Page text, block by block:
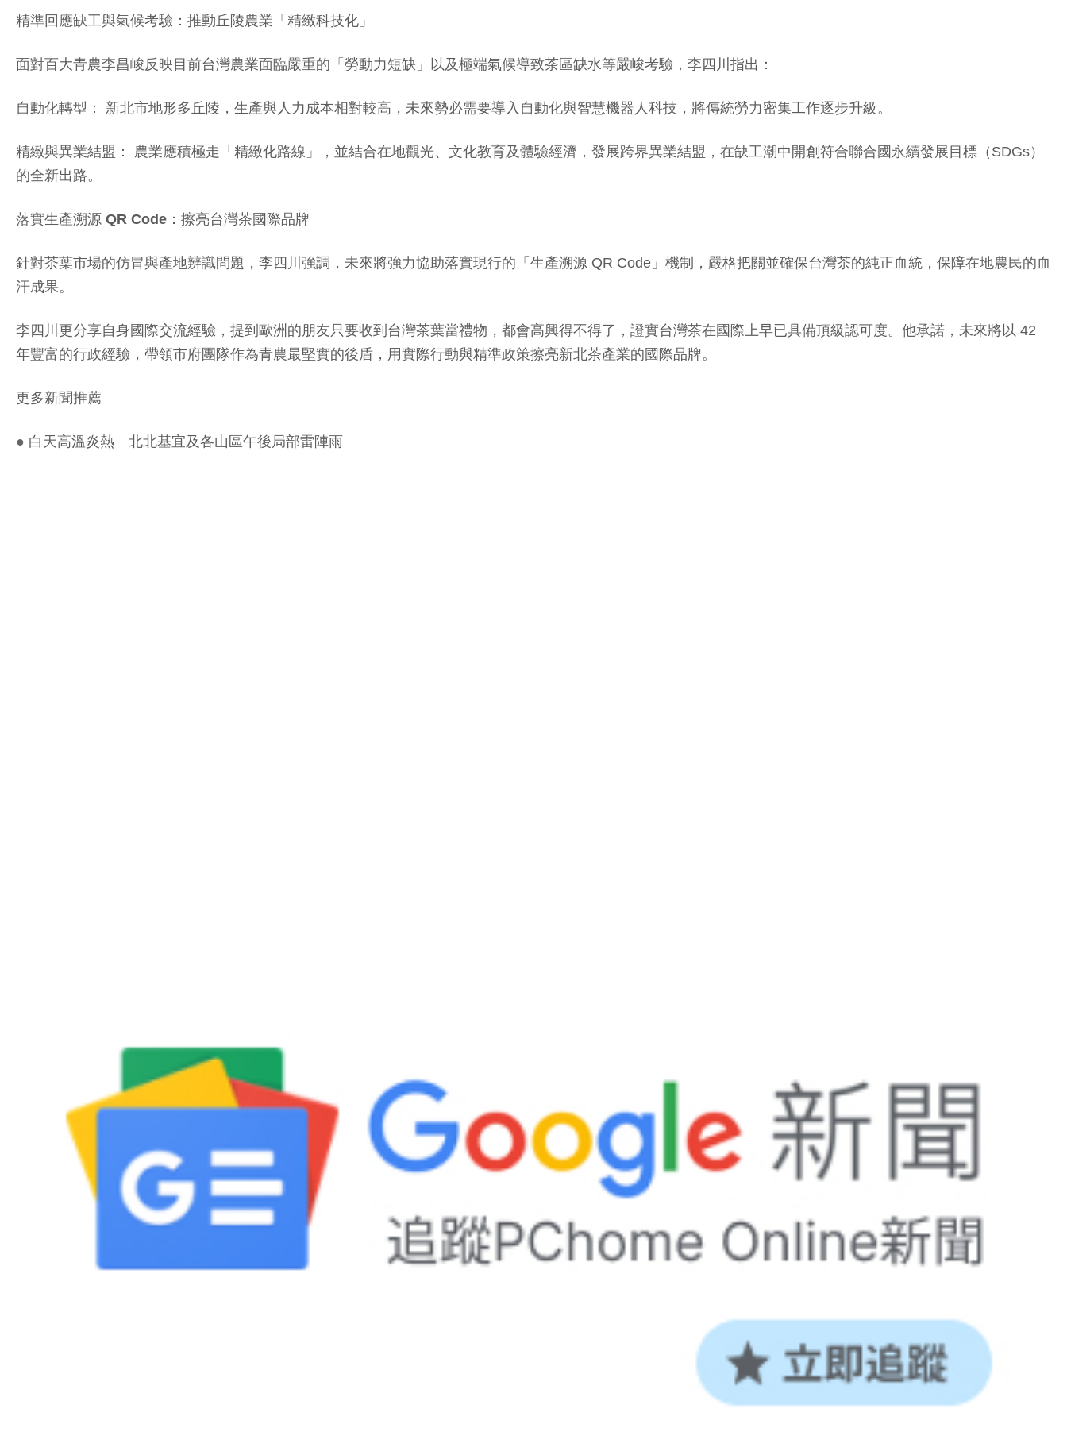
精準回應缺工與氣候考驗：推動丘陵農業「精緻科技化」
面對百大青農李昌峻反映目前台灣農業面臨嚴重的「勞動力短缺」以及極端氣候導致茶區缺水等嚴峻考驗，李四川指出：
自動化轉型： 新北市地形多丘陵，生產與人力成本相對較高，未來勢必需要導入自動化與智慧機器人科技，將傳統勞力密集工作逐步升級。
精緻與異業結盟：
農業應積極走「精緻化路線」，並結合在地觀光、文化教育及體驗經濟，發展跨界異業結盟，在缺工潮中開創符合聯合國永續發展目標（SDGs）
的全新出路。
落實生產溯源 QR Code：擦亮台灣茶國際品牌
針對茶葉市場的仿冒與產地辨識問題，李四川強調，未來將強力協助落實現行的「生產溯源 QR Code」機制，嚴格把關並確保台灣茶的純正血統，保障在地農民的血
汗成果。
李四川更分享自身國際交流經驗，提到歐洲的朋友只要收到台灣茶葉當禮物，都會高興得不得了，證實台灣茶在國際上早已具備頂級認可度。他承諾，未來將以 42
年豐富的行政經驗，帶領市府團隊作為青農最堅實的後盾，用實際行動與精準政策擦亮新北茶產業的國際品牌。
更多新聞推薦
● 白天高溫炎熱 北北基宜及各山區午後局部雷陣雨